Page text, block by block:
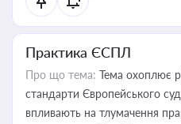
Практика ЄСПЛ
Про що тема: Тема охоплює
стандарти Європейського
впливають на тлумачення